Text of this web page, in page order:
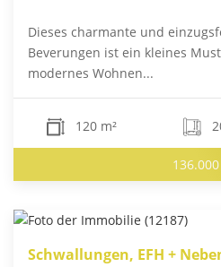
Dieses charmante und
Beverungen ist ein kleines
modernes Wohnen...
120 m²
Schwallungen, EFH +